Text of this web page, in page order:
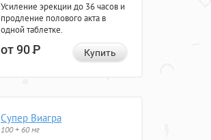
Усиление эрекции до 36 часов и
продление полового акта в
одной таблетке.
от 90Р Купить
Супер Виагра
100 + 60 мг